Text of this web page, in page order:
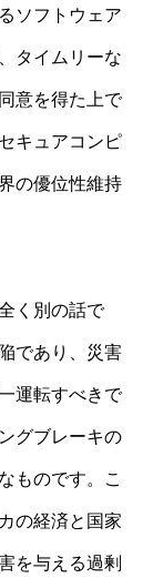
ソフトウェア
タイムリーな
意を得た上で
キュアコンピ
の優位性維持
く別の話で
であり、災害
運転すべきで
グブレーキの
ものです。こ
の経済と国家
を与える過剰